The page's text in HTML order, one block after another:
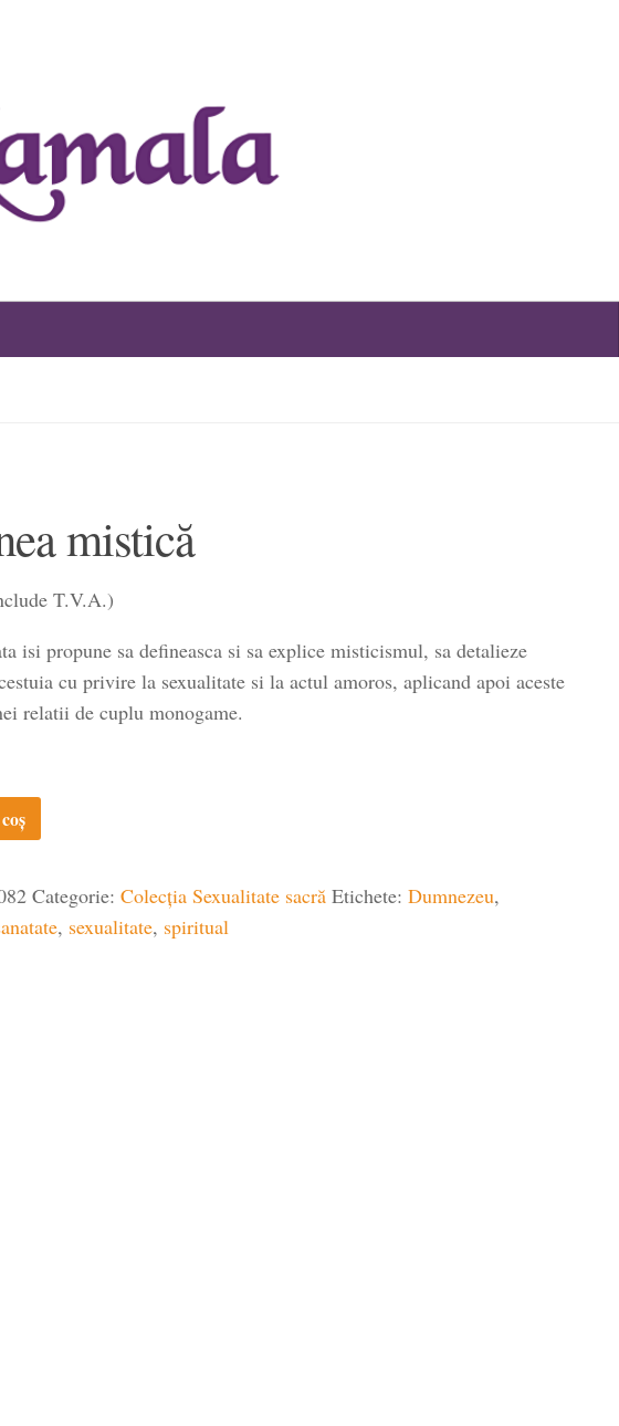
mistică
T.V.A.)
isi propune sa defineasca si sa explice misticismul, sa detalieze
cu privire la sexualitate si la actul amoros, aplicand apoi aceste
relatii de cuplu monogame.
Categorie: Colecția Sexualitate sacră Etichete: Dumnezeu,
, sexualitate, spiritual